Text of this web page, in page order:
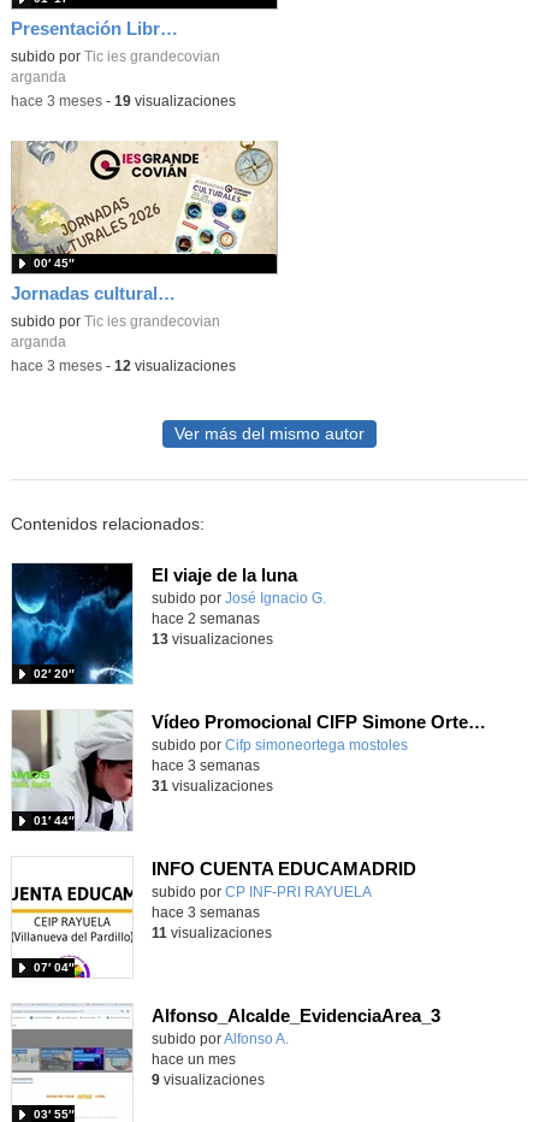
Presentación Libro "Escribir es revivir"
subido por
Tic ies grandecovian
arganda
-hace 3 meses- 19visualizaciones
Jornadas culturales 2026
subido por
Tic ies grandecovian
arganda
00′ 45″
-hace 3 meses- 12 visualizaciones
Ver más del mismo autor
Contenidos relacionados:
El viaje de la luna
Contenido educativo.
subido por José Ignacio G.
02′ 20″
hace 2 semanas
13visualizaciones
Vídeo Promocional CIFP Simone Ortega
Contenido educativo.
subido por Cifp simoneortega mostoles
01′ 44″
-
hace 3 semanas
31 visualizaciones
INFO CUENTA EDUCAMADRID
subido por CP INF-PRI RAYUELA
07′ 04″
-
hace 3 semanas
11 visualizaciones
Alfonso_Alcalde_EvidenciaArea_3
Contenido educativo.
subido porAlfonso A.
03′ 55″
hace un mes
9visualizaciones